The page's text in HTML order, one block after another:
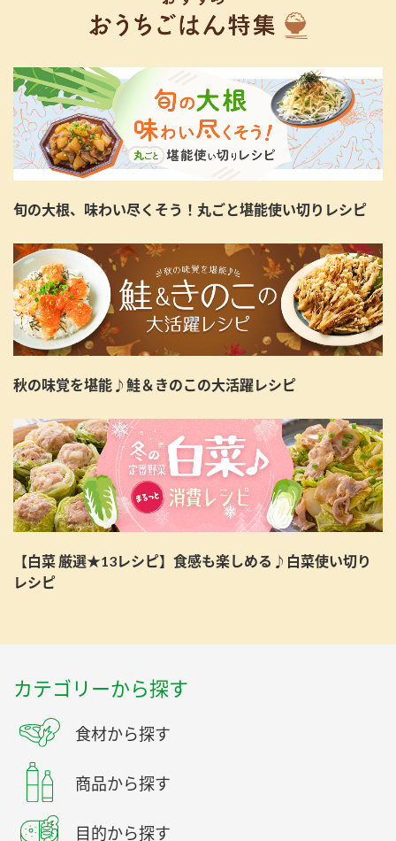
旬の大根、味わい尽くそう！丸ごと堪能使い切りレシピ
秋の味覚を堪能♪鮭＆きのこの大活躍レシピ
【白菜 厳選★13レシピ】食感も楽しめる♪白菜使い切り
レシピ
カテゴリーから探す
食材から探す
商品から探す
目的から探す